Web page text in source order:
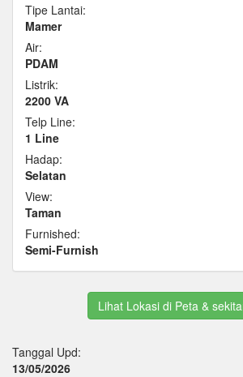
Tipe Lantai:
Mamer
Air:
PDAM
Listrik:
2200 VA
Telp Line:
1 Line
Hadap:
Selatan
View:
Taman
Furnished:
Semi-Furnish
Lihat Lokasi di Peta &
Tanggal Upd:
13/05/2026